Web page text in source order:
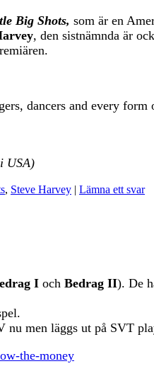
Big Shots, som är en
, den sistnämnda är
dancers and every
USA)
, Steve Harvey | Lämna ett svar
I och Bedrag II). De
nu men läggs ut på SVT
the-money